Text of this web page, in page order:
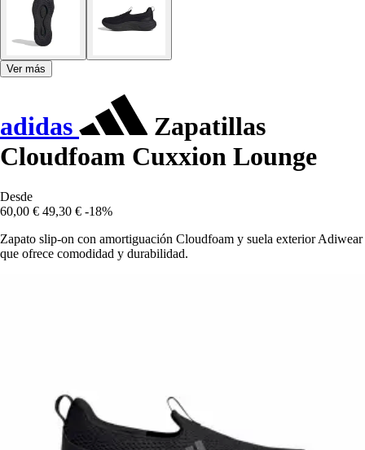
Ver más
adidas
Zapatillas
Cloudfoam Cuxxion Lounge
Desde
60,00 € 49,30 € -18%
Zapato slip-on con amortiguación Cloudfoam y suela exterior Adiwear
que ofrece comodidad y durabilidad.